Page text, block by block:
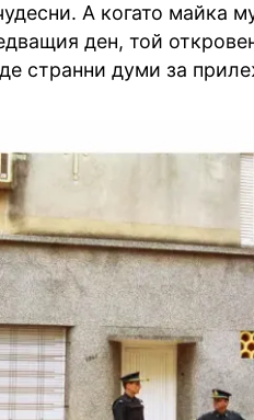
А когато майка
ден, той
странни думи за